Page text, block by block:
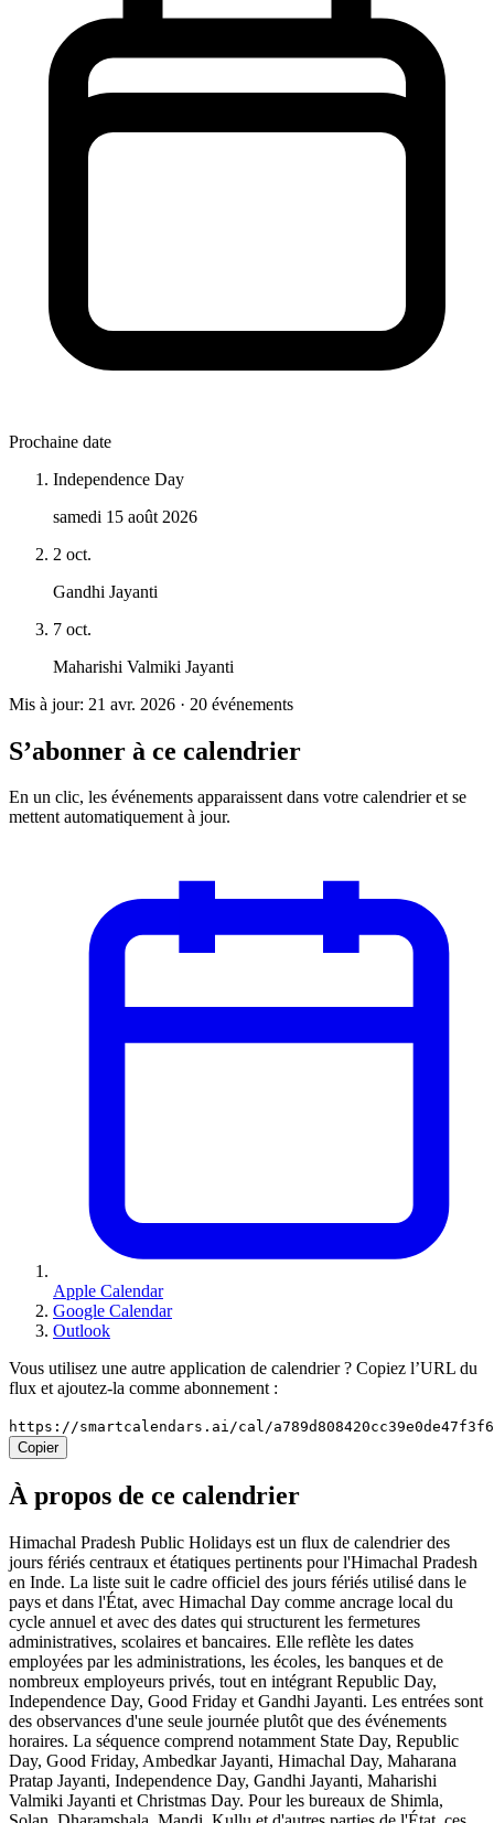
Prochaine date
Independence Day
samedi 15 août 2026
2 oct.
Gandhi Jayanti
7 oct.
Maharishi Valmiki Jayanti
Mis à jour: 21 avr. 2026 · 20 événements
S’abonner à ce calendrier
En un clic, les événements apparaissent dans votre calendrier et se
mettent automatiquement à jour.
Apple Calendar
Google Calendar
Outlook
Vous utilisez une autre application de calendrier ? Copiez l’URL du
flux et ajoutez-la comme abonnement :
https://smartcalendars.ai/cal/
Copier
À propos de ce calendrier
Himachal Pradesh Public Holidays est un flux de calendrier des
jours fériés centraux et étatiques pertinents pour l'Himachal Pradesh
en Inde. La liste suit le cadre officiel des jours fériés utilisé dans le
pays et dans l'État, avec Himachal Day comme ancrage local du
cycle annuel et avec des dates qui structurent les fermetures
administratives, scolaires et bancaires. Elle reflète les dates
employées par les administrations, les écoles, les banques et de
nombreux employeurs privés, tout en intégrant Republic Day,
Independence Day, Good Friday et Gandhi Jayanti. Les entrées sont
des observances d'une seule journée plutôt que des événements
horaires. La séquence comprend notamment State Day, Republic
Day, Good Friday, Ambedkar Jayanti, Himachal Day, Maharana
Pratap Jayanti, Independence Day, Gandhi Jayanti, Maharishi
Valmiki Jayanti et Christmas Day. Pour les bureaux de Shimla,